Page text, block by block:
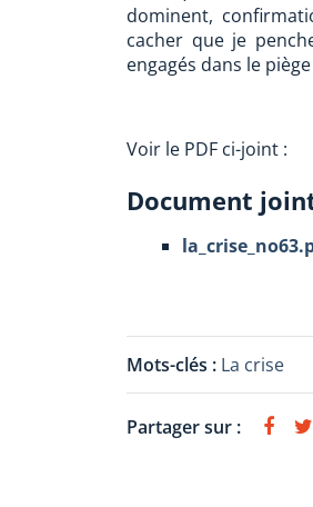
dominent,
cacher que je
engagés dans le
Voir le PDF ci-joint :
Document
Mots-clés : La crise
Partager sur :